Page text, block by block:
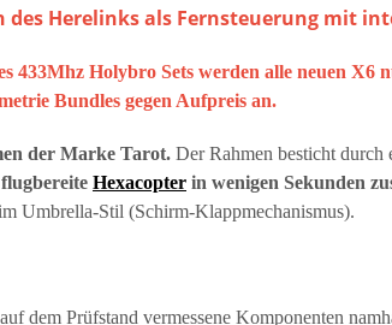
des Herelinks als Fernsteuerung mit
Holybro Sets werden alle neuen X6
Bundles gegen Aufpreis an.
der Marke Tarot. Der Rahmen besticht durch
Hexacopter in wenigen Sekunden
Umbrella-Stil (Schirm-Klappmechanismus).
dem Prüfstand vermessene Komponenten